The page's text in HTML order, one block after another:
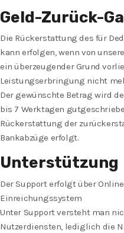
Geld-Zurück-
Die Rückerstattung des für
kann erfolgen, wenn von
ein überzeugender Grund
Leistungserbringung nicht
Der gewünschte Betrag wird
bis 7 Werktagen
Rückerstattung der
Bankabzüge erfolgt.
Unterstützung
Der Support erfolgt über
Einreichungssystem
Unter Support versteht man
Nutzerdiensten, lediglich die